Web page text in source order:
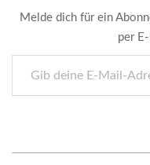
Melde dich für ein
per
deine
E-